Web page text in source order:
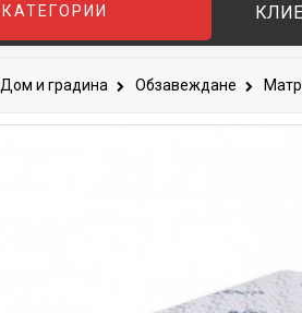
КАТЕГОРИИ
Дом и градина Обзавеждане